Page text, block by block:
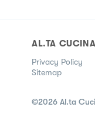
AL.TA CUCINA
Privacy Policy
Sitemap
©2026 Al.ta